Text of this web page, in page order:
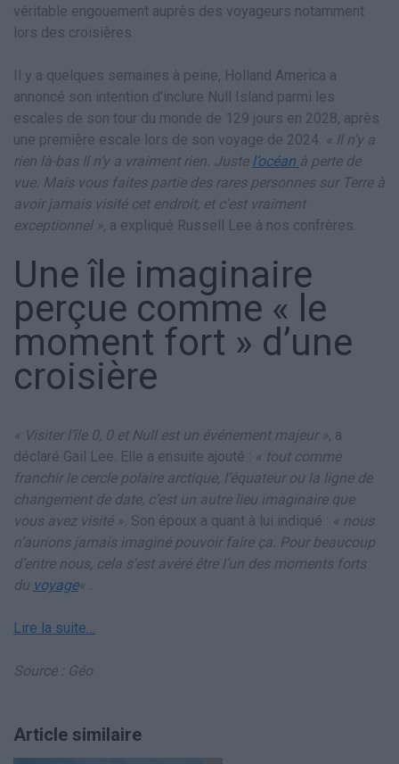
véritable engouement auprès des voyageurs notamment
lors des croisières.
Il y a quelques semaines à peine, Holland America a
annoncé son intention d’inclure Null Island parmi les
escales de son tour du monde de 129 jours en 2028, après
une première escale lors de son voyage de 2024. « Il n’y a
rien là-bas Il n’y a vraiment rien. Juste l’océan à perte de
vue. Mais vous faites partie des rares personnes sur Terre à
avoir jamais visité cet endroit, et c’est vraiment
exceptionnel », a expliqué Russell Lee à nos confrères.
Une île imaginaire
perçue comme « le
moment fort » d’une
croisière
« Visiter l’île 0, 0 et Null est un événement majeur », a
déclaré Gail Lee. Elle a ensuite ajouté : « tout comme
franchir le cercle polaire arctique, l’équateur ou la ligne de
changement de date, c’est un autre lieu imaginaire que
vous avez visité ». Son époux a quant à lui indiqué : « nous
n’aurions jamais imaginé pouvoir faire ça. Pour beaucoup
d’entre nous, cela s’est avéré être l’un des moments forts
du voyage« .
Lire la suite…
Source : Géo
Article similaire